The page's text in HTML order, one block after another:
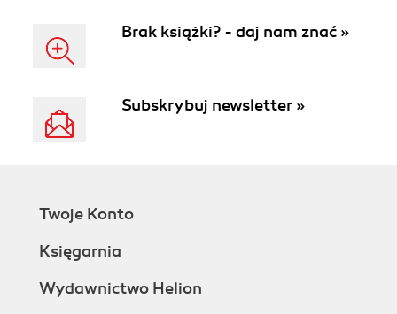
Brak książki? - daj nam znać »
Subskrybuj newsletter »
Twoje Konto
Księgarnia
Wydawnictwo Helion